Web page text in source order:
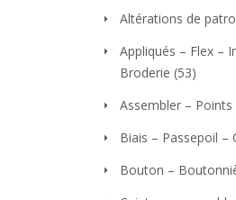
Altérations de
Appliqués – Flex –
Broderie (53)
Assembler – Points
Biais – Passepoil –
Bouton –